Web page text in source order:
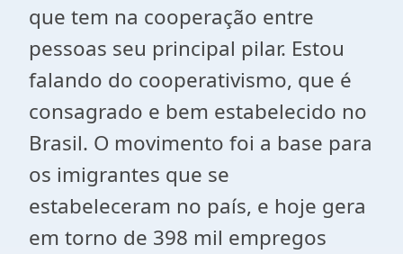
que tem na cooperação entre
pessoas seu principal pilar. Estou
falando do cooperativismo, que é
consagrado e bem estabelecido no
Brasil. O movimento foi a base para
os imigrantes que se
estabeleceram no país, e hoje gera
em torno de 398 mil empregos